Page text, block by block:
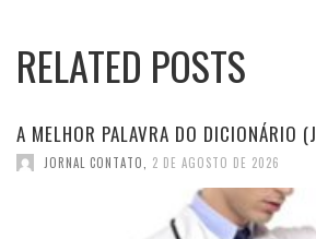
RELATED POSTS
A MELHOR PALAVRA DO DICIONÁRIO
JORNAL CONTATO 2 DE AGOSTO DE 2026